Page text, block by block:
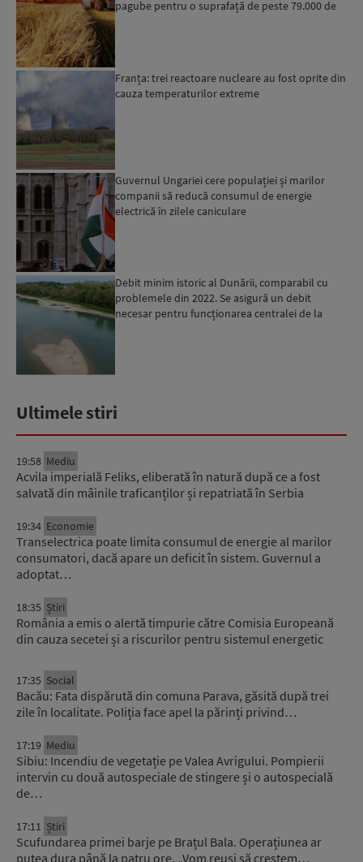
pagube pentru o suprafață de peste 79.000 de
Franța: trei reactoare nucleare au fost oprite din
cauza temperaturilor extreme
Guvernul Ungariei cere populației și marilor
companii să reducă consumul de energie
electrică în zilele caniculare
Debit minim istoric al Dunării, comparabil cu
problemele din 2022. Se asigură un debit
necesar pentru funcționarea centralei de la
Ultimele stiri
19:58 Mediu
Acvila imperială Feliks, eliberată în natură după ce a fost
salvată din mâinile traficanților și repatriată în Serbia
19:34 Economie
Transelectrica poate limita consumul de energie al marilor
consumatori, dacă apare un deficit în sistem. Guvernul a
adoptat…
18:35 Știri
România a emis o alertă timpurie către Comisia Europeană
din cauza secetei și a riscurilor pentru sistemul energetic
17:35 Social
Bacău: Fata dispărută din comuna Parava, găsită după trei
zile în localitate. Poliția face apel la părinți privind…
17:19 Mediu
Sibiu: Incendiu de vegetație pe Valea Avrigului. Pompierii
intervin cu două autospeciale de stingere și o autospecială
de…
17:11 Știri
Scufundarea primei barje pe Brațul Bala. Operațiunea ar
putea dura până la patru ore. „Vom reuși să creștem…